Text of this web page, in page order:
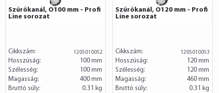
Szűrőkanál, O100 mm - Profi
Line sorozat
Cikkszám: 1205010052
Hosszúság:
100 mm
Szélesség:
100 mm
Magasság:
400 mm
Bruttó súly:
0.31 kg
Szűrőkanál, O120 mm - Profi
Line sorozat
Cikkszám: 1205010053
Hosszúság:
120 mm
Szélesség:
120 mm
Magasság:
460 mm
Bruttó súly:
0.31 kg